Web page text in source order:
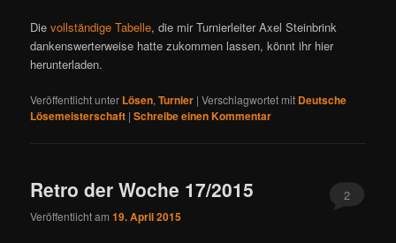
Dievollständige Tabelle, die mir Turnierleiter Axel Steinbrink
dankenswerterweise hatte zukommen lassen, könnt ihr hier
herunterladen.
Veröffentlicht unter Lösen,Turnier |Verschlagwortet mit Deutsche
Lösemeisterschaft |Schreibe einen Kommentar
Retro der Woche 17/2015
Veröffentlicht am19. April 2015
2